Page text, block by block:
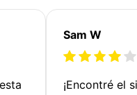
Sam W
¡Encontré el